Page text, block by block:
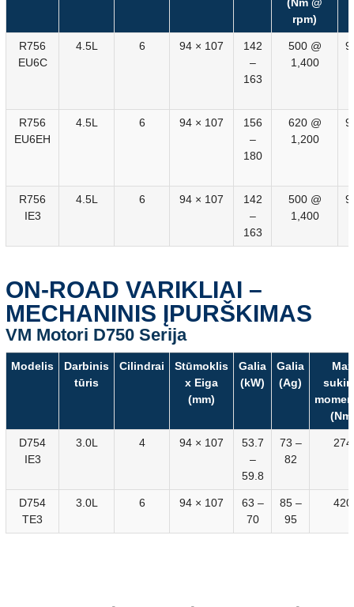
rpm)
R756
EU6C
4.5L 6 94 × 107
142
–
163
500 @
1,400
R756
EU6EH
4.5L 6 94 × 107
156
–
180
620 @
1,200
R756
IE3
4.5L 6 94 × 107
142
–
163
500 @
1,400
ON-ROAD VARIKLIAI –
MECHANINIS ĮPURŠKIMAS
VM Motori D750 Serija
Modelis
Darbinis
tūris
Cilindrai
Stūmoklis
x Eiga
(mm)
Galia
(kW)
Galia
(Ag)
Max
D754
IE3
3.0L 4 94 × 107
53.7
–
59.8
73 –
82
274
D754
TE3
3.0L 6 94 × 107
63 –
70
85 –
95
420